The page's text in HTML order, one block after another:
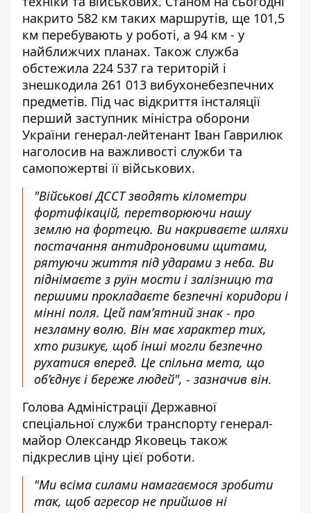
накрито 582 км таких маршрутів, ще 101,5
км перебувають у роботі, а 94 км - у
найближчих планах. Також служба
обстежила 224 537 га територій і
знешкодила 261 013 вибухонебезпечних
предметів. Під час відкриття інсталяції
перший заступник міністра оборони
України генерал-лейтенант Іван Гаврилюк
наголосив на важливості служби та
самопожертві її військових.
"Військові ДССТ зводять кілометри
фортифікацій, перетворюючи нашу
землю на фортецю. Ви накриваєте шляхи
постачання антидроновими щитами,
рятуючи життя під ударами з неба. Ви
піднімаєте з руїн мости і залізницю та
першими прокладаєте безпечні коридори і
мінні поля. Цей пам’ятний знак - про
незламну волю. Він має характер тих,
хто ризикує, щоб інші могли безпечно
рухатися вперед. Це спільна мета, що
об’єднує і береже людей", - зазначив він.
Голова Адміністрації Державної
спеціальної служби транспорту генерал-
майор Олександр Яковець також
підкреслив ціну цієї роботи.
"Ми всіма силами намагаємося зробити
так, щоб агресор не прийшов ні